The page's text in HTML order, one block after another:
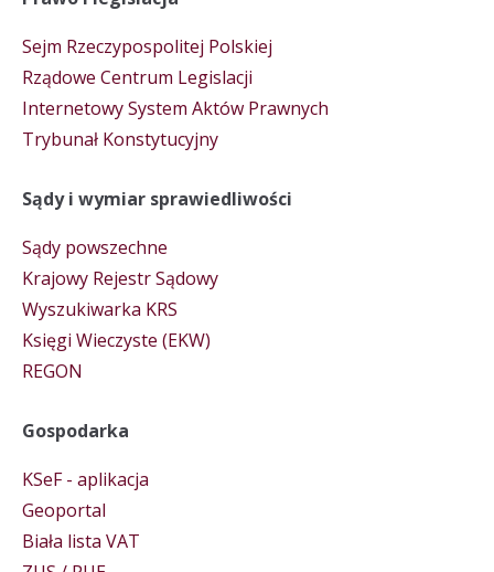
Sejm Rzeczypospolitej Polskiej
Rządowe Centrum Legislacji
Internetowy System Aktów Prawnych
Trybunał Konstytucyjny
Sądy i wymiar sprawiedliwości
Sądy powszechne
Krajowy Rejestr Sądowy
Wyszukiwarka KRS
Księgi Wieczyste (EKW)
REGON
Gospodarka
KSeF - aplikacja
Geoportal
Biała lista VAT